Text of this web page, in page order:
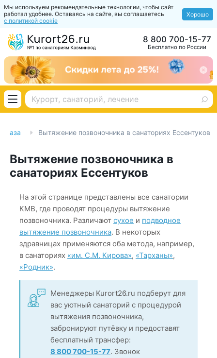
Мы используем рекомендательные технологии, чтобы сайт
работал удобнее. Оставаясь на сайте, вы соглашаетесь
с политикой cookie
Хорошо
Бесплатно по России
8 800 700-15-77
база Вытяжение позвоночника в санаториях Ессентуков
Вытяжение позвоночника в
санаториях Ессентуков
На этой странице представлены все санатории
КМВ, где проводят процедуры вытяжение
позвоночника. Различают сухое и подводное
вытяжение позвоночника. В некоторых
здравницах применяются оба метода, например,
в санаториях «им. С.М. Кирова», «Тарханы»,
«Родник».
Менеджеры Kurort26.ru подберут для
вас уютный санаторий с процедурой
вытяжения позвоночника,
забронируют путёвку и предоставят
бесплатный трансфер:
8 800 700-15-77. Звонок